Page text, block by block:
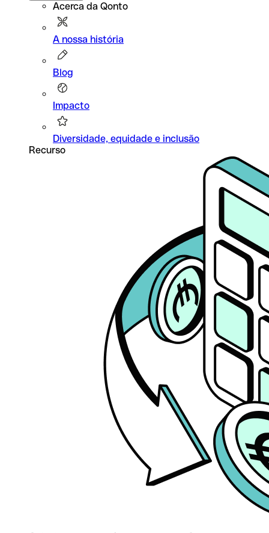
Acerca da Qonto
A nossa história
Blog
Impacto
Diversidade, equidade e inclusão
Recurso